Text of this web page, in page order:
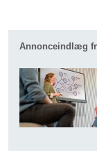
Annonceindlæg